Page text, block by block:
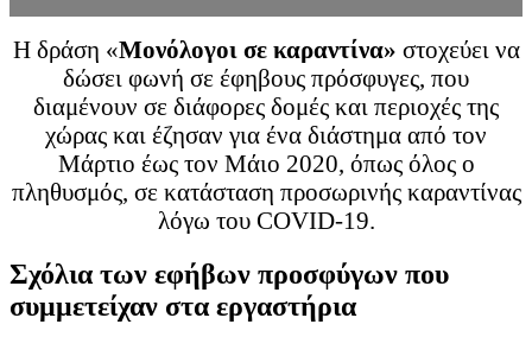
Η δράση «Μονόλογοι σε καραντίνα» στοχεύει να
δώσει φωνή σε έφηβους πρόσφυγες, που
διαμένουν σε διάφορες δομές και περιοχές της
χώρας και έζησαν για ένα διάστημα από τον
Μάρτιο έως τον Μάιο 2020, όπως όλος ο
πληθυσμός, σε κατάσταση προσωρινής καραντίνας
λόγω του COVID-19.
Σχόλια των εφήβων προσφύγων που
συμμετείχαν στα εργαστήρια